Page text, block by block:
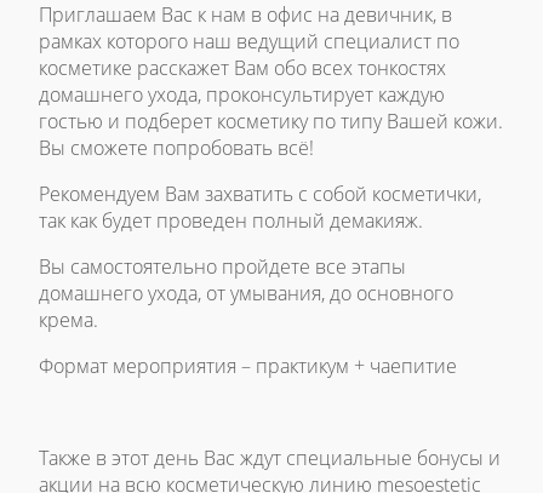
Приглашаем Вас к нам в офис на девичник, в
рамках которого наш ведущий специалист по
косметике расскажет Вам обо всех тонкостях
домашнего ухода, проконсультирует каждую
гостью и подберет косметику по типу Вашей кожи.
Вы сможете попробовать всё!
Рекомендуем Вам захватить с собой косметички,
так как будет проведен полный демакияж.
Вы самостоятельно пройдете все этапы
домашнего ухода, от умывания, до основного
крема.
Формат мероприятия – практикум + чаепитие
Также в этот день Вас ждут специальные бонусы и
акции на всю косметическую линию mesoestetic